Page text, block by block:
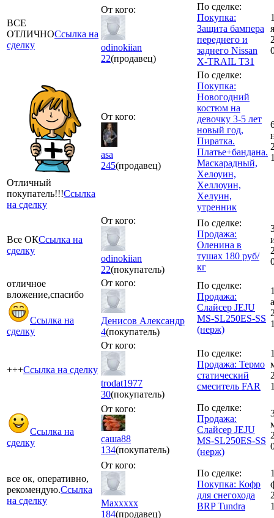
ВСЕ
ОТЛИЧНОСсылка на
сделку
От кого:
odinokiian
22(продавец)
По сделке:
Покупка:
Защита бампера
переднего и
заднего Nissan
X-TRAIL T31
Отличный
покупатель!!!Ссылка
на сделку
От кого:
asa
245(продавец)
По сделке:
Покупка:
Новогодний
костюм на
девочку 3-5 лет
новый год,
Пиратка.
Платье+бандана.
Маскарадный,
Хелоуин,
Хеллоуин,
Хелуин,
утренник
Все ОКСсылка на
сделку
От кого:
odinokiian
22(покупатель)
По сделке:
Продажа:
Оленина в
тушах 180 руб/
кг
отличное
вложение,спасибо
Ссылка на
сделку
От кого:
Денисов Александр
4(покупатель)
По сделке:
Продажа:
Слайсер JEJU
MS-SL250ES-SS
(нерж)
+++Ссылка на сделку
От кого:
trodat1977
30(покупатель)
По сделке:
Продажа: Термо
статический
смеситель FAR
Ссылка на
сделку
От кого:
саша88
134(покупатель)
По сделке:
Продажа:
Слайсер JEJU
MS-SL250ES-SS
(нерж)
все ок, оперативно,
рекомендую.Ссылка
на сделку
От кого:
Maxxxxx
184(продавец)
По сделке:
Покупка: Кофр
для снегохода
BRP Tundra